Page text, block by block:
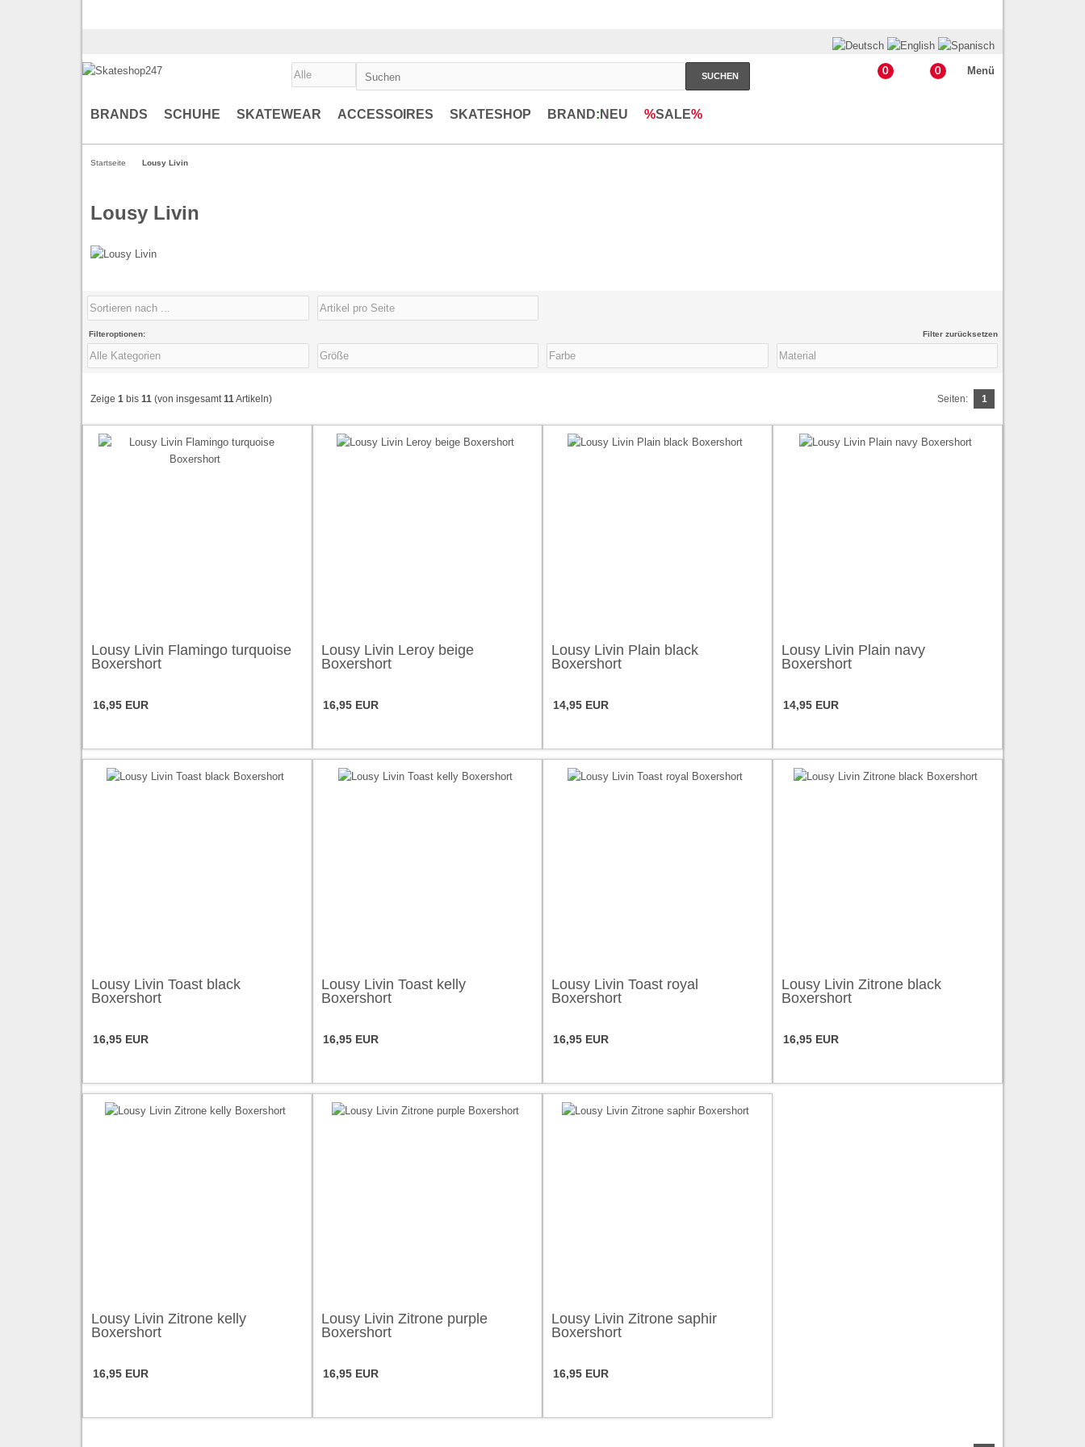
SUCHEN Menü
0 0
BRANDS SCHUHE SKATEWEAR ACCESSOIRES SKATESHOP BRAND: NEU %SALE%
Startseite Lousy Livin
Lousy Livin
Filteroptionen: Filter zurücksetzen
Zeige 1 bis 11 (von insgesamt11Artikeln) Seiten: 1
Lousy Livin Flamingo turquoise
Boxershort
16,95 EUR
Lousy Livin Leroy beige
Boxershort
16,95 EUR
Lousy Livin Plain black
Boxershort
14,95 EUR
Lousy Livin Plain navy
Boxershort
14,95 EUR
Lousy Livin Toast black
Boxershort
16,95 EUR
Lousy Livin Toast kelly
Boxershort
16,95 EUR
Lousy Livin Toast royal
Boxershort
16,95 EUR
Lousy Livin Zitrone black
Boxershort
16,95 EUR
Lousy Livin Zitrone kelly
Boxershort
16,95 EUR
Lousy Livin Zitrone purple
Boxershort
16,95 EUR
Lousy Livin Zitrone saphir
Boxershort
16,95 EUR